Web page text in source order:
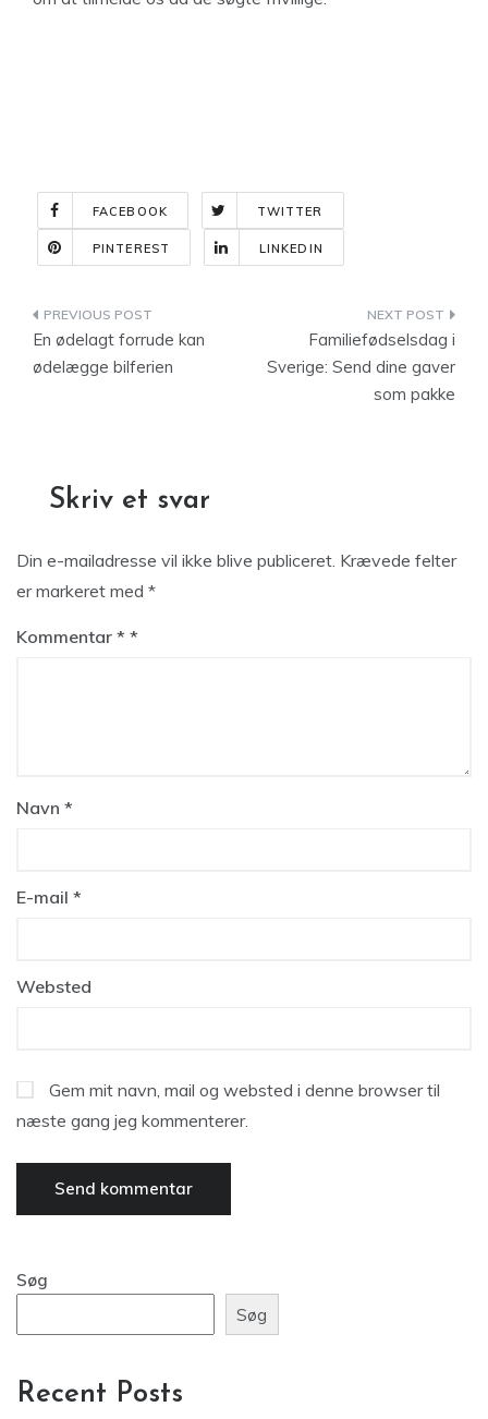
FACEBOOK TWITTER
PINTEREST LINKEDIN
Indlægsnavigation
En ødelagt forrude kan
ødelægge bilferien
Familiefødselsdag i
Sverige: Send dine gaver
som pakke
Skriv et svar
Din e-mailadresse vil ikke blive publiceret. Krævede felter
er markeret med *
Kommentar *
Navn *
E-mail *
Websted
Gem mit navn, mail og websted i denne browser til
næste gang jeg kommenterer.
Søg
Søg
Recent Posts